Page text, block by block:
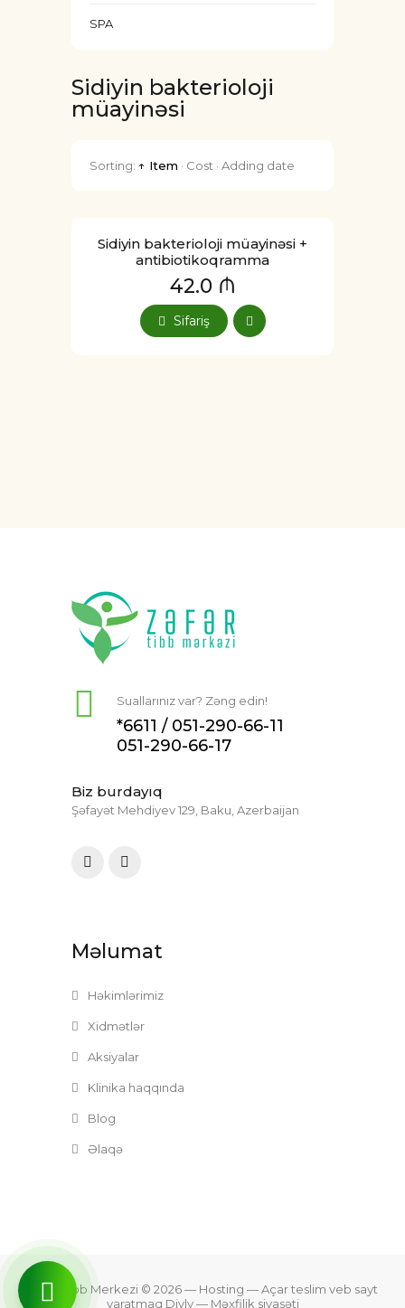
SPA
Sidiyin bakterioloji
müayinəsi
Sorting: ↑ Item · Cost · Adding date
Sidiyin bakterioloji müayinəsi +
antibiotikoqramma
42.0 ₼
Sifariş
Suallarınız var? Zəng edin!
*6611 / 051-290-66-11
051-290-66-17
Biz burdayıq
Şəfayət Mehdiyev 129, Baku, Azerbaijan
Məlumat
Həkimlərimiz
Xidmətlər
Aksiyalar
Klinika haqqında
Blog
Əlaqə
Zefer Tibb Merkezi © 2026— Hosting —Açar teslim veb sayt
yaratmaq Divly— Məxfilik siyasəti